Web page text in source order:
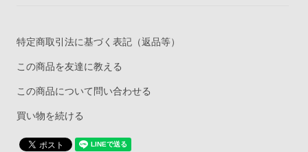
特定商取引法に基づく表記（返品等）
この商品を友達に教える
この商品について問い合わせる
買い物を続ける